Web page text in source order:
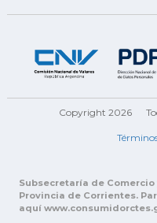
Copyright 2026
Subsecretaría de
Provincia de Corrientes.
aquí